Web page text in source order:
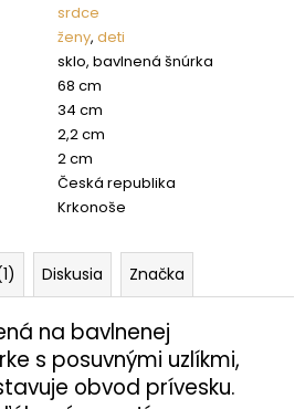
srdce
ženy, deti
sklo, bavlnená šnúrka
68 cm
34 cm
2,2 cm
2 cm
Česká republika
Krkonoše
Diskusia Značka
na bavlnenej
s posuvnými uzlíkmi,
obvod prívesku.